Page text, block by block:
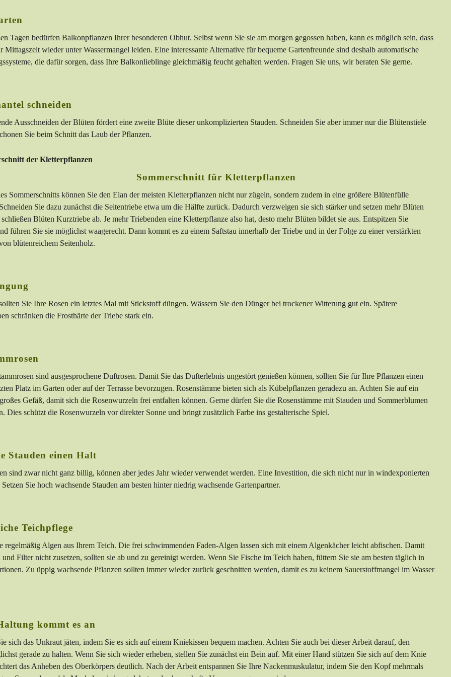
Tagen bedürfen Balkonpflanzen Ihrer besonderen Obhut. Selbst wenn Sie sie am morgen gegossen haben, kann es möglich sein, dass
Mittagszeit wieder unter Wassermangel leiden. Eine interessante Alternative für bequeme Gartenfreunde sind deshalb automatische
die dafür sorgen, dass Ihre Balkonlieblinge gleichmäßig feucht gehalten werden. Fragen Sie uns, wir beraten Sie gerne.
schneiden
Ausschneiden der Blüten fördert eine zweite Blüte dieser unkomplizierten Stauden. Schneiden Sie aber immer nur die Blütenstiele
Sie beim Schnitt das Laub der Pflanzen.
Sommerschnitt für Kletterpflanzen
Sommerschnitts können Sie den Elan der meisten Kletterpflanzen nicht nur zügeln, sondern zudem in eine größere Blütenfülle
Sie dazu zunächst die Seitentriebe etwa um die Hälfte zurück. Dadurch verzweigen sie sich stärker und setzen mehr Blüten
Blüten Kurztriebe ab. Je mehr Triebenden eine Kletterpflanze also hat, desto mehr Blüten bildet sie aus. Entspitzen Sie
führen Sie sie möglichst waagerecht. Dann kommt es zu einem Saftstau innerhalb der Triebe und in der Folge zu einer verstärkten
blütenreichem Seitenholz.
Sie Ihre Rosen ein letztes Mal mit Stickstoff düngen. Wässern Sie den Dünger bei trockener Witterung gut ein. Spätere
schränken die Frosthärte der Triebe stark ein.
sind ausgesprochene Duftrosen. Damit Sie das Dufterlebnis ungestört genießen können, sollten Sie für Ihre Pflanzen einen
Platz im Garten oder auf der Terrasse bevorzugen. Rosenstämme bieten sich als Kübelpflanzen geradezu an. Achten Sie auf ein
Gefäß, damit sich die Rosenwurzeln frei entfalten können. Gerne dürfen Sie die Rosenstämme mit Stauden und Sommerblumen
Dies schützt die Rosenwurzeln vor direkter Sonne und bringt zusätzlich Farbe ins gestalterische Spiel.
Stauden einen Halt
sind zwar nicht ganz billig, können aber jedes Jahr wieder verwendet werden. Eine Investition, die sich nicht nur in windexponierten
Sie hoch wachsende Stauden am besten hinter niedrig wachsende Gartenpartner.
Teichpflege
regelmäßig Algen aus Ihrem Teich. Die frei schwimmenden Faden-Algen lassen sich mit einem Algenkächer leicht abfischen. Damit
und Filter nicht zusetzen, sollten sie ab und zu gereinigt werden. Wenn Sie Fische im Teich haben, füttern Sie sie am besten täglich in
Zu üppig wachsende Pflanzen sollten immer wieder zurück geschnitten werden, damit es zu keinem Sauerstoffmangel im Wasser
kommt es an
sich das Unkraut jäten, indem Sie es sich auf einem Kniekissen bequem machen. Achten Sie auch bei dieser Arbeit darauf, den
gerade zu halten. Wenn Sie sich wieder erheben, stellen Sie zunächst ein Bein auf. Mit einer Hand stützen Sie sich auf dem Knie
das Anheben des Oberkörpers deutlich. Nach der Arbeit entspannen Sie Ihre Nackenmuskulatur, indem Sie den Kopf mehrmals